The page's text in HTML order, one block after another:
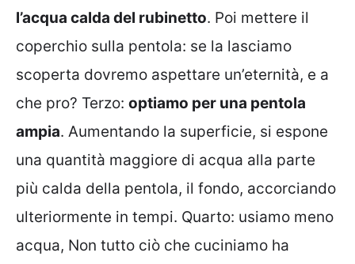
l’acqua calda del rubinetto. Poi mettere il
coperchio sulla pentola: se la lasciamo
scoperta dovremo aspettare un’eternità, e a
che pro? Terzo: optiamo per una pentola
ampia. Aumentando la superficie, si espone
una quantità maggiore di acqua alla parte
più calda della pentola, il fondo, accorciando
ulteriormente in tempi. Quarto: usiamo meno
acqua, Non tutto ciò che cuciniamo ha